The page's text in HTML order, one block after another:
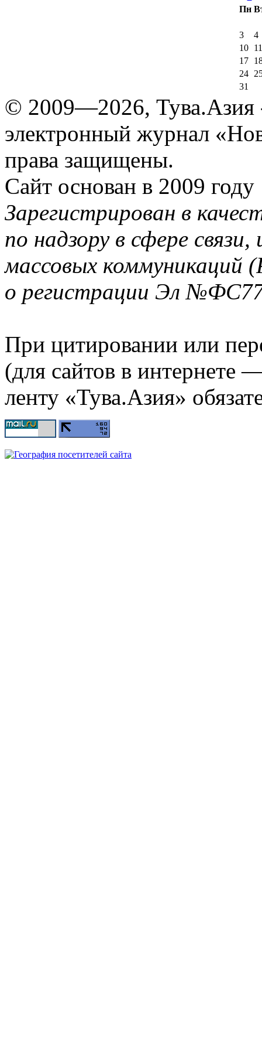
Пн
3
4
10
11
17
24
31
© 2009—2026, Тува.Азия
электронный журнал
права защищены.
Сайт основан в 2009 году
Зарегистрирован в
по надзору в сфере
массовых коммуникаций
о регистрации Эл
При цитировании или
(для сайтов в интернете
ленту «Тува.Азия»